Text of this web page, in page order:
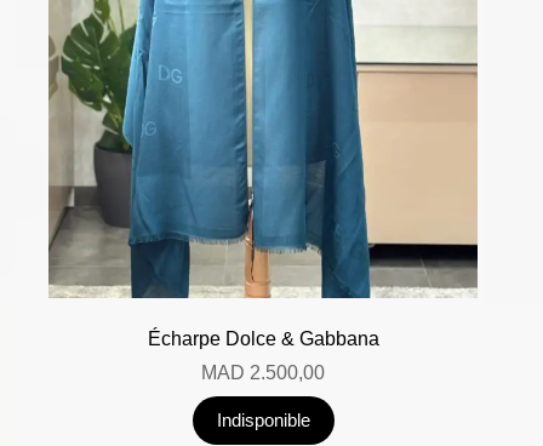
Écharpe Dolce & Gabbana
MAD 2.500,00
Indisponible